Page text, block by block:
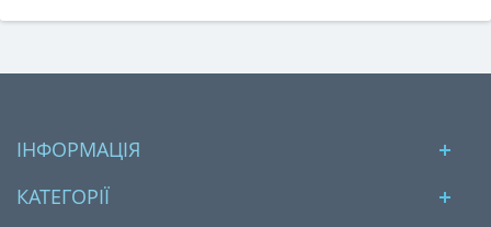
ІНФОРМАЦІЯ
КАТЕГОРІЇ